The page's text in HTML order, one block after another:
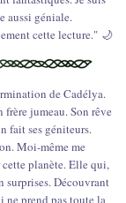
aussi géniale.
cette lecture." 🌙
de Cadélya.
frère jumeau. Son rêve
fait ses géniteurs.
Moi-même me
planète. Elle qui,
surprises. Découvrant
ne prend pas toute la